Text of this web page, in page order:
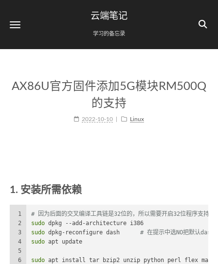
云端笔记
学习的备忘录
AX86U官方固件添加5G模块RM500Q
的支持
2022-10-10 Linux
1. 安装所需依赖
1
2
3
4
5
6
# 因为后面的交叉编译工具链是32位的，所以需要开启32位程序支持
sudo dpkg --add-architecture i386
sudo
# 在提示中选NO把默认dash
sudo apt update
sudo apt install tar bzip2 unzip python perl flex make